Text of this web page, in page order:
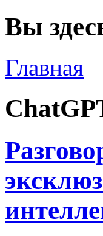
Вы
Главная